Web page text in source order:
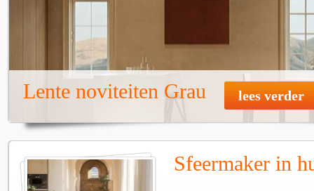
Lente noviteiten Grau lees verder
Sfeermaker in